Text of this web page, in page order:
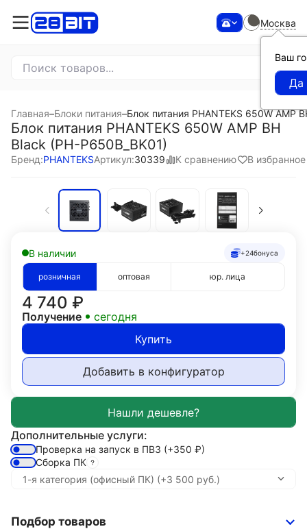
Москва
Ваш
Главная–Блоки питания–Блок питания PHANTEKS 650W AMP
Блок питания PHANTEKS 650W AMP BH
Black (PH-P650B_BK01)
Бренд:PHANTEKSАртикул:30339 К сравнению В избранное
В наличии +24бонуса
розничная оптовая юр. лица
4 740 ₽
Получение
сегодня
Купить
Добавить в конфигуратор
Дополнительные услуги:
Проверка на запуск в ПВЗ (+350 ₽)
Сборка ПК
Подбор товаров